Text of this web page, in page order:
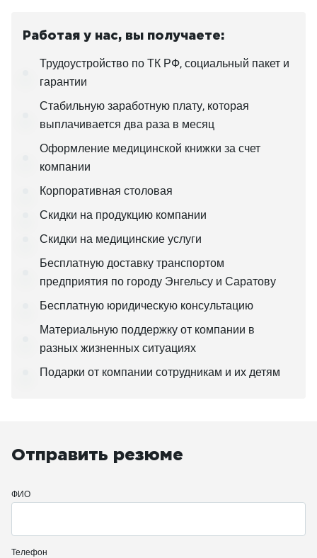
Работая у нас, вы получаете:
Трудоустройство по ТК РФ, социальный пакет и
гарантии
Стабильную заработную плату, которая
выплачивается два раза в месяц
Оформление медицинской книжки за счет
компании
Корпоративная столовая
Скидки на продукцию компании
Скидки на медицинские услуги
Бесплатную доставку транспортом
предприятия по городу Энгельсу и Саратову
Бесплатную юридическую консультацию
Материальную поддержку от компании в
разных жизненных ситуациях
Подарки от компании сотрудникам и их детям
Отправить резюме
ФИО
Телефон